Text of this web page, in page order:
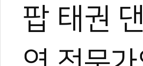
팝 태권